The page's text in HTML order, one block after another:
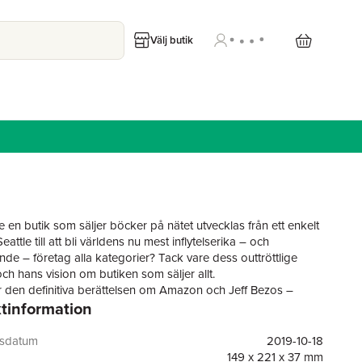
Välj butik
en butik som säljer böcker på nätet utvecklas från ett enkelt
till att bli världens nu mest inflytelserika – och
– företag alla kategorier? Tack vare dess outtröttlige
hans vision om butiken som säljer allt.
den definitiva berättelsen om Amazon och Jeff Bezos –
som för alltid förändrade hur vi konsumerar och nu
i ett amerikanskt garage, där gänget bakom den
sajten ringde i en klocka för varje ny order, till globalt
2019-10-18
149 x 221 x 37 mm